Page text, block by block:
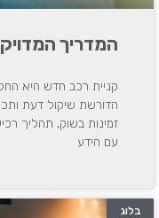
המדריך
קניית רכב חדש היא
הדורשת שיקול דעת
זמינות בשוק, תהליך
עם הידע
בלוג